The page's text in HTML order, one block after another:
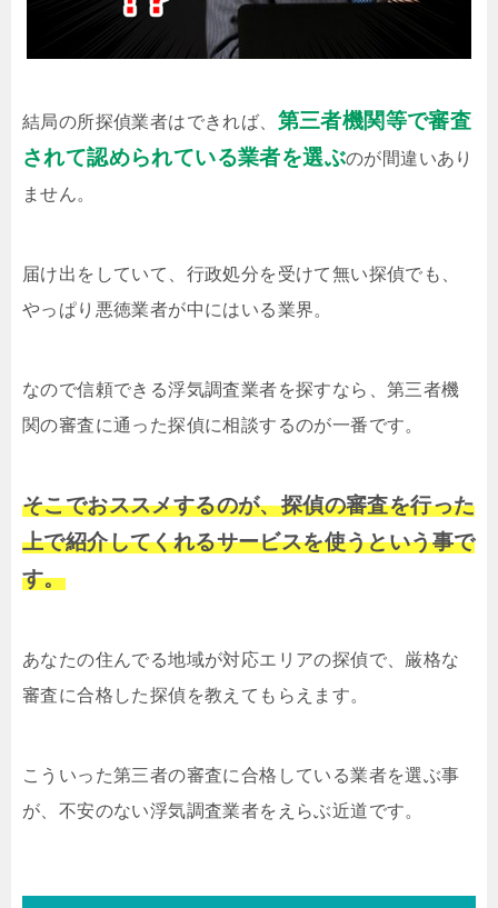
結局の所探偵業者はできれば、 第三者機関等で審査
されて認められている業者を選ぶのが間違いあり
ません。
届け出をしていて、行政処分を受けて無い探偵でも、
やっぱり悪徳業者が中にはいる業界。
なので信頼できる浮気調査業者を探すなら、第三者機
関の審査に通った探偵に相談するのが一番です。
そこでおススメするのが、探偵の審査を行った
上で紹介してくれるサービスを使うという事で
す。
あなたの住んでる地域が対応エリアの探偵で、厳格な
審査に合格した探偵を教えてもらえます。
こういった第三者の審査に合格している業者を選ぶ事
が、不安のない浮気調査業者をえらぶ近道です。